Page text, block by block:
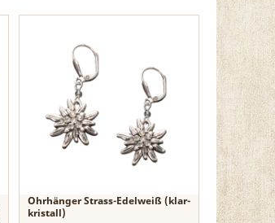
Ohrhänger Strass-Edelweiß (klar-
kristall)